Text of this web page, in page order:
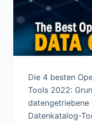
Die 4 besten
Tools 2022:
datengetriebene
Datenkatalog-